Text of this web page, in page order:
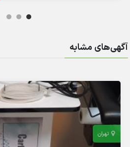
آگهی‌های مشابه
تهران